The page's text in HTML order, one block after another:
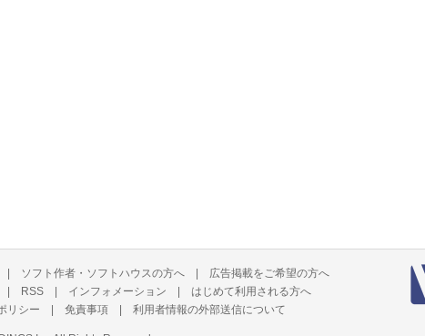
| ソフト作者・ソフトハウスの方へ | 広告掲載をご希望の方へ
| RSS | インフォメーション | はじめて利用される方へ
リシー | 免責事項 | 利用者情報の外部送信について